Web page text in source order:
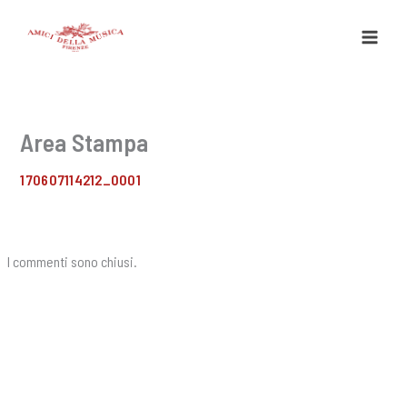
Area Stampa
170607114212_0001
I commenti sono chiusi.